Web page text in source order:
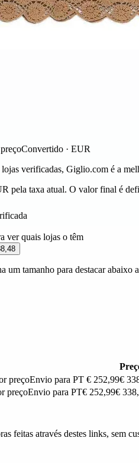
Convertido · EUR
verificadas, Giglio.com é a
pela taxa atual. O valor final é
ver quais lojas o têm
um tamanho para destacar abaixo
preçoEnvio para PT € 252,99€
preçoEnvio para PT€ 252,99€
feitas através destes links, sem